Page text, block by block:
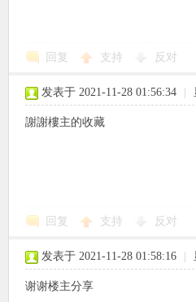
回复 支持 反对
发表于 2021-11-28 01:56:34
謝謝樓主的收藏
回复 支持 反对
发表于 2021-11-28 01:58:16
谢谢楼主分享